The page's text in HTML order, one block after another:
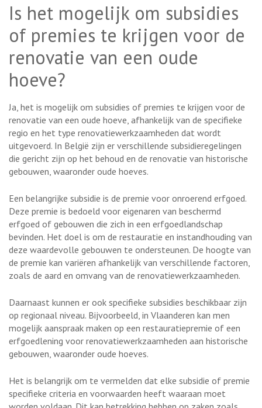
Is het mogelijk om subsidies
of premies te krijgen voor de
renovatie van een oude
hoeve?
Ja, het is mogelijk om subsidies of premies te krijgen voor de
renovatie van een oude hoeve, afhankelijk van de specifieke
regio en het type renovatiewerkzaamheden dat wordt
uitgevoerd. In België zijn er verschillende subsidieregelingen
die gericht zijn op het behoud en de renovatie van historische
gebouwen, waaronder oude hoeves.
Een belangrijke subsidie is de premie voor onroerend erfgoed.
Deze premie is bedoeld voor eigenaren van beschermd
erfgoed of gebouwen die zich in een erfgoedlandschap
bevinden. Het doel is om de restauratie en instandhouding van
deze waardevolle gebouwen te ondersteunen. De hoogte van
de premie kan variëren afhankelijk van verschillende factoren,
zoals de aard en omvang van de renovatiewerkzaamheden.
Daarnaast kunnen er ook specifieke subsidies beschikbaar zijn
op regionaal niveau. Bijvoorbeeld, in Vlaanderen kan men
mogelijk aanspraak maken op een restauratiepremie of een
erfgoedlening voor renovatiewerkzaamheden aan historische
gebouwen, waaronder oude hoeves.
Het is belangrijk om te vermelden dat elke subsidie of premie
specifieke criteria en voorwaarden heeft waaraan moet